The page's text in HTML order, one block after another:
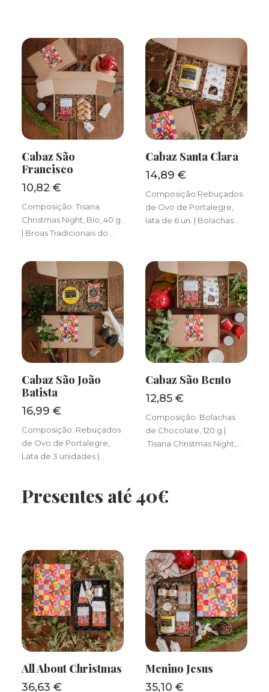
ADICIONAR
Cabaz São
Francisco
10,82 €
Composição: Tisana
Christmas Night, Bio, 40 g
| Broas Tradicionais do…
Cabaz Santa Clara
14,89 €
Composição:Rebuçados
de Ovo de Portalegre,
lata de 6 un. | Bolachas…
ADICIONAR
Cabaz São João
Batista
16,99 €
Composição: Rebuçados
de Ovo de Portalegre,
Lata de 3 unidades |…
Cabaz São Bento
12,85 €
Composição: Bolachas
de Chocolate, 120 g |
Tisana Christmas Night,…
Presentes até 40€
All About Christmas
36,63 €
ADICIONAR
Menino Jesus
35,10 €